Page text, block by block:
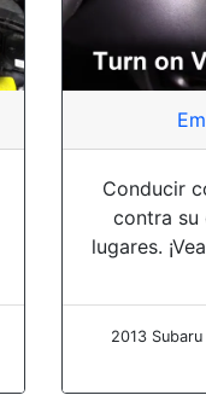
Conducir
contra su
lugares.
2013